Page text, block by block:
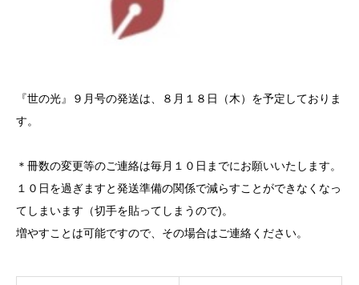
『世の光』９月号の発送は、８月１８日（木）を予定しておりま
す。
＊冊数の変更等のご連絡は毎月１０日までにお願いいたします。
１０日を過ぎますと発送準備の関係で減らすことができなくなっ
てしまいます（切手を貼ってしまうので)。
増やすことは可能ですので、その場合はご連絡ください。